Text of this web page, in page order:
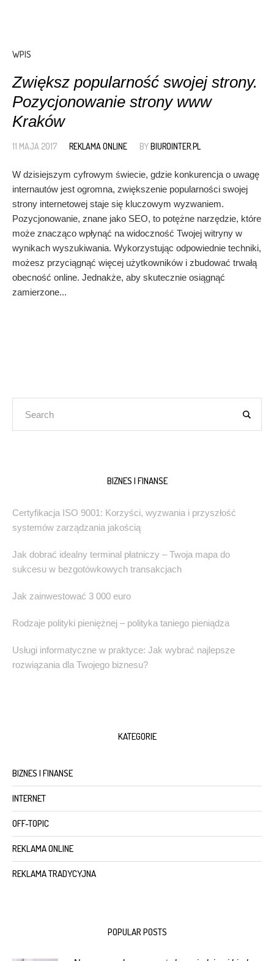
WPIS
Zwiększ popularność swojej strony.
Pozycjonowanie strony www
Kraków
11 MAJA 2017 REKLAMA ONLINE BYBIUROINTER.PL
W dzisiejszym cyfrowym świecie, gdzie konkurencja o uwagę
internautów jest ogromna, zwiększenie popularności swojej
strony internetowej staje się kluczowym wyzwaniem.
Pozycjonowanie, znane jako SEO, to potężne narzędzie, które
może znacząco wpłynąć na widoczność Twojej witryny w
wynikach wyszukiwania. Wykorzystując odpowiednie techniki,
możesz przyciągnąć więcej użytkowników i zbudować trwałą
obecność online. Jednakże, aby skutecznie osiągnąć
zamierzone...
BIZNES I FINANSE
Certyfikacja ISO 9001: Korzyści, wyzwania i przyszłość
systemów zarządzania jakością
Jak dobrać idealny terminal płatniczy – Twoja mapa do
sukcesu w bezgotówkowych transakcjach
Jak zainwestować 3 000 euro
Rodzaje polityki pieniężnej – polityka taniego pieniądza
Usługi informatyczne w praktyce: Jak wybrać najlepsze
rozwiązania dla Twojego biznesu?
KATEGORIE
BIZNES I FINANSE
INTERNET
OFF-TOPIC
REKLAMA ONLINE
REKLAMA TRADYCYJNA
POPULAR POSTS